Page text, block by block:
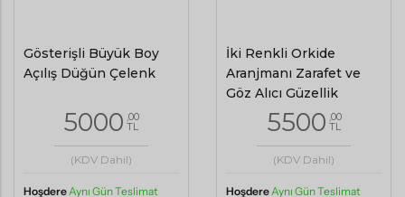
Gösterişli Büyük Boy
Açılış Düğün Çelenk
5000 ,00
TL
(KDV Dahil)
HoşdereAynı Gün Teslimat
İki Renkli Orkide
Aranjmanı Zarafet ve
Göz Alıcı Güzellik
5500 ,00
TL
(KDV Dahil)
HoşdereAynı Gün Teslimat